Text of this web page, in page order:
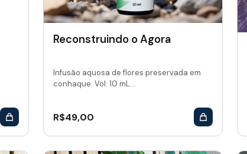
Reconstruindo o Agora
Infusão aquosa de flores preservada em
conhaque. Vol: 10 mL...
R$49,00